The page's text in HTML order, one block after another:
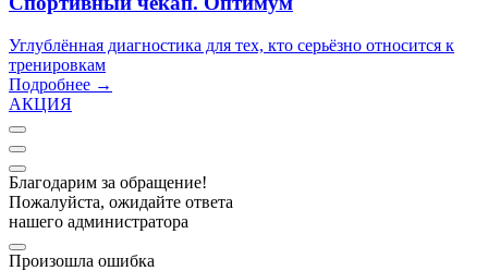
Углублённая диагностика для тех, кто серьёзно относится к
тренировкам
Подробнее →
АКЦИЯ
Благодарим за обращение!
Пожалуйста, ожидайте ответа
нашего администратора
Произошла ошибка